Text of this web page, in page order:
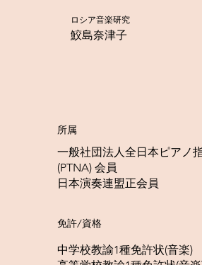
ロシア音楽研究
鮫島奈津子
所属
一般社団法人全日本ピアノ
(PTNA) 会員
日本演奏連盟正会員
免許/資格
中学校教諭1種免許状(音楽)